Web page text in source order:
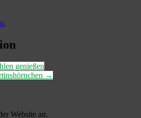
.
genießen
→
Website an.